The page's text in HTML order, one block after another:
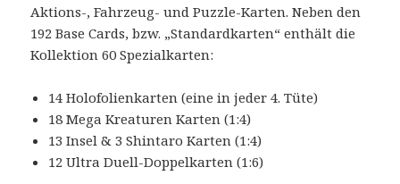
Aktions-, Fahrzeug- und Puzzle-Karten. Neben den
192 Base Cards, bzw. „Standardkarten“ enthält die
Kollektion 60 Spezialkarten:
14 Holofolienkarten (eine in jeder 4. Tüte)
18 Mega Kreaturen Karten (1:4)
13 Insel & 3 Shintaro Karten (1:4)
12 Ultra Duell-Doppelkarten (1:6)